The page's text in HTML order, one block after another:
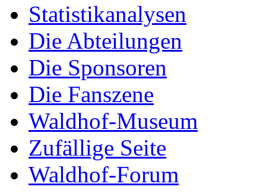
Statistikanalysen
Die Abteilungen
Die Sponsoren
Die Fanszene
Waldhof-Museum
Zufällige Seite
Waldhof-Forum